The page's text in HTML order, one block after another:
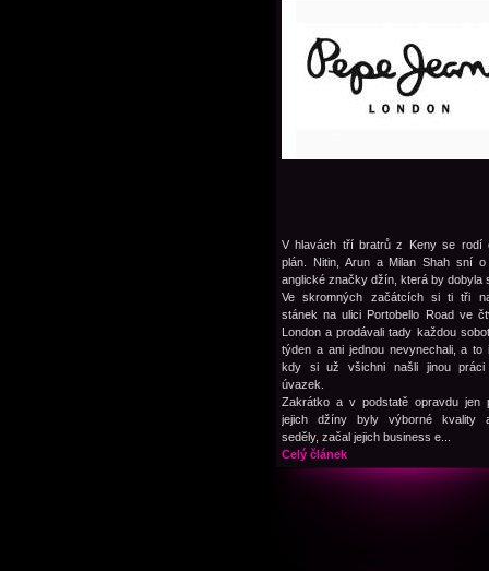
V hlavách tří bratrů z Keny se rodí
plán. Nitin, Arun a Milan Shah sní o
anglické značky džín, která by dobyla
Ve skromných začátcích si ti tři
stánek na ulici Portobello Road ve
London a prodávali tady každou
týden a ani jednou nevynechali, a to
kdy si už všichni našli jinou
úvazek.
Zakrátko a v podstatě opravdu jen
jejich džíny byly výborné kvality
seděly, začal jejich business e...
Celý článek